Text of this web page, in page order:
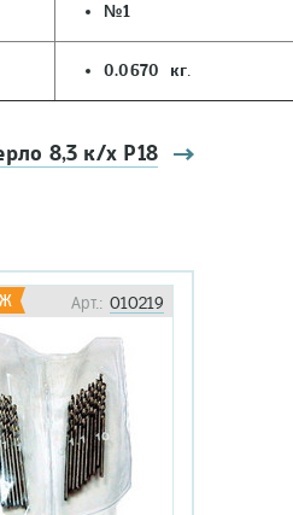
№1
0.0670 кг.
8,3 к/х Р18
Арт.: 010219